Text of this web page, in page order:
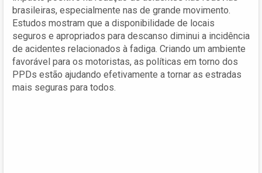
brasileiras, especialmente nas de grande movimento.
Estudos mostram que a disponibilidade de locais
seguros e apropriados para descanso diminui a incidência
de acidentes relacionados à fadiga. Criando um ambiente
favorável para os motoristas, as políticas em torno dos
PPDs estão ajudando efetivamente a tornar as estradas
mais seguras para todos.